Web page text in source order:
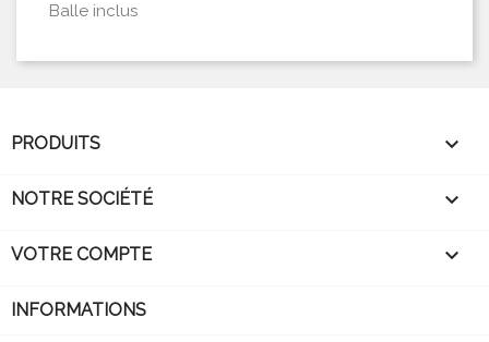
Balle inclus
PRODUITS 
NOTRE SOCIÉTÉ 
VOTRE COMPTE 
INFORMATIONS